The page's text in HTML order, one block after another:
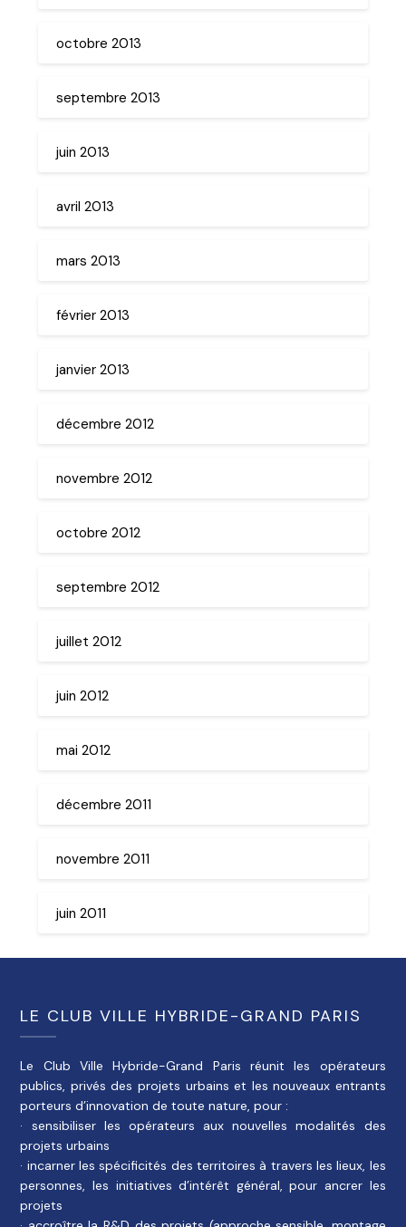
octobre 2013
septembre 2013
juin 2013
avril 2013
mars 2013
février 2013
janvier 2013
décembre 2012
novembre 2012
octobre 2012
septembre 2012
juillet 2012
juin 2012
mai 2012
décembre 2011
novembre 2011
juin 2011
LE CLUB VILLE HYBRIDE-GRAND PARIS
Le Club Ville Hybride-Grand Paris réunit les opérateurs
publics, privés des projets urbains et les nouveaux entrants
porteurs d’innovation de toute nature, pour :
· sensibiliser les opérateurs aux nouvelles modalités des
projets urbains
· incarner les spécificités des territoires à travers les lieux, les
personnes, les initiatives d’intérêt général, pour ancrer les
projets